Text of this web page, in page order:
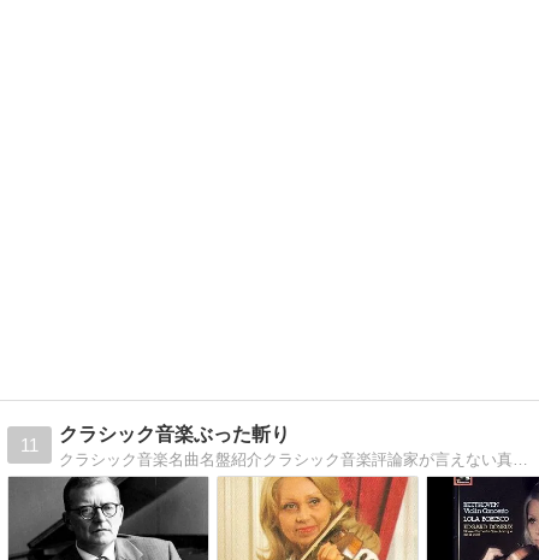
11
クラシック音楽ぶった斬り